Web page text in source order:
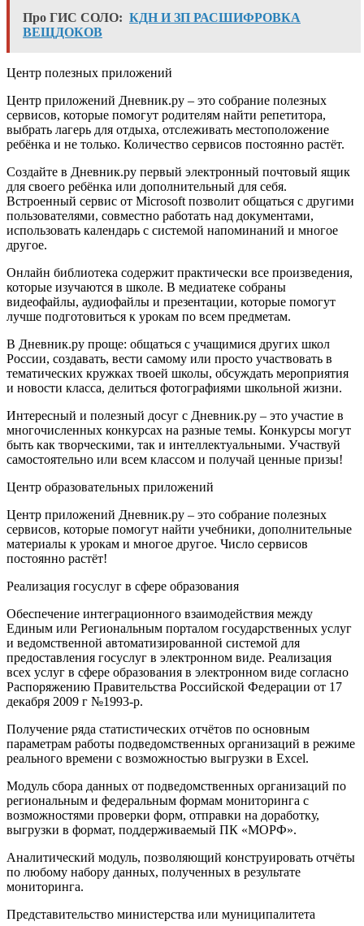
Про ГИС СОЛО: КДН И ЗП РАСШИФРОВКА
ВЕЩДОКОВ
Центр полезных приложений
Центр приложений Дневник.ру – это собрание полезных
сервисов, которые помогут родителям найти репетитора,
выбрать лагерь для отдыха, отслеживать местоположение
ребёнка и не только. Количество сервисов постоянно растёт.
Создайте в Дневник.ру первый электронный почтовый ящик
для своего ребёнка или дополнительный для себя.
Встроенный сервис от Microsoft позволит общаться с другими
пользователями, совместно работать над документами,
использовать календарь с системой напоминаний и многое
другое.
Онлайн библиотека содержит практически все произведения,
которые изучаются в школе. В медиатеке собраны
видеофайлы, аудиофайлы и презентации, которые помогут
лучше подготовиться к урокам по всем предметам.
В Дневник.ру проще: общаться с учащимися других школ
России, создавать, вести самому или просто участвовать в
тематических кружках твоей школы, обсуждать мероприятия
и новости класса, делиться фотографиями школьной жизни.
Интересный и полезный досуг с Дневник.ру – это участие в
многочисленных конкурсах на разные темы. Конкурсы могут
быть как творческими, так и интеллектуальными. Участвуй
самостоятельно или всем классом и получай ценные призы!
Центр образовательных приложений
Центр приложений Дневник.ру – это собрание полезных
сервисов, которые помогут найти учебники, дополнительные
материалы к урокам и многое другое. Число сервисов
постоянно растёт!
Реализация госуслуг в сфере образования
Обеспечение интеграционного взаимодействия между
Единым или Региональным порталом государственных услуг
и ведомственной автоматизированной системой для
предоставления госуслуг в электронном виде. Реализация
всех услуг в сфере образования в электронном виде согласно
Распоряжению Правительства Российской Федерации от 17
декабря 2009 г №1993-р.
Получение ряда статистических отчётов по основным
параметрам работы подведомственных организаций в режиме
реального времени с возможностью выгрузки в Excel.
Модуль сбора данных от подведомственных организаций по
региональным и федеральным формам мониторинга с
возможностями проверки форм, отправки на доработку,
выгрузки в формат, поддерживаемый ПК «МОРФ».
Аналитический модуль, позволяющий конструировать отчёты
по любому набору данных, полученных в результате
мониторинга.
Представительство министерства или муниципалитета